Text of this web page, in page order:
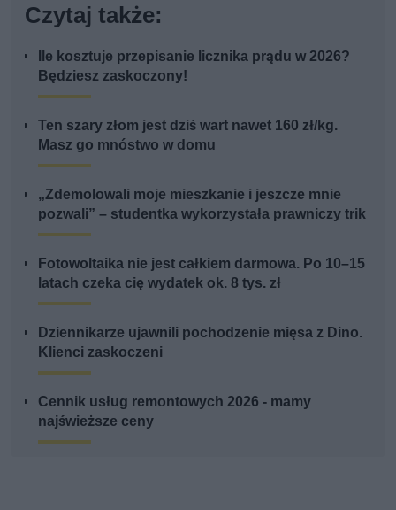
Czytaj także:
Ile kosztuje przepisanie licznika prądu w 2026?
Będziesz zaskoczony!
Ten szary złom jest dziś wart nawet 160 zł/kg.
Masz go mnóstwo w domu
„Zdemolowali moje mieszkanie i jeszcze mnie
pozwali” – studentka wykorzystała prawniczy trik
Fotowoltaika nie jest całkiem darmowa. Po 10–15
latach czeka cię wydatek ok. 8 tys. zł
Dziennikarze ujawnili pochodzenie mięsa z Dino.
Klienci zaskoczeni
Cennik usług remontowych 2026 - mamy
najświeższe ceny